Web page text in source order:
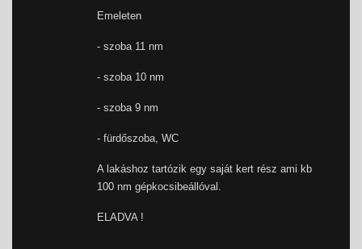
Emeleten
- szoba 11 nm
- szoba 10 nm
- szoba 9 nm
- fürdőszoba, WC
A lakáshoz tartózik egy saját kert rész ami kb
100 nm gépkocsibeállóval.
ELADVA !